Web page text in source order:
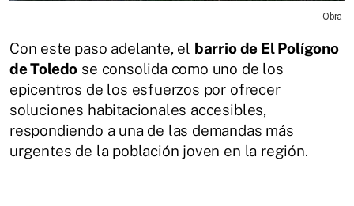
Obra
Con este paso adelante, el barrio de El Polígono
de Toledo se consolida como uno de los
epicentros de los esfuerzos por ofrecer
soluciones habitacionales accesibles,
respondiendo a una de las demandas más
urgentes de la población joven en la región.